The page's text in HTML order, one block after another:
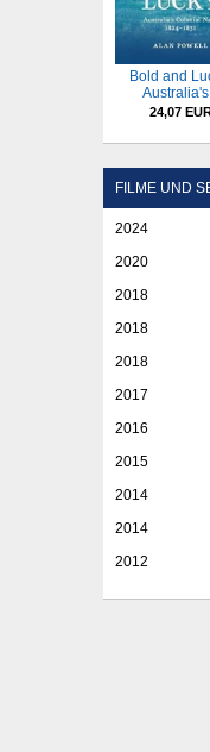
Bold and
24,07
FILME UND
2024
2020
2018
2018
2018
2017
2016
2015
2014
2014
2012